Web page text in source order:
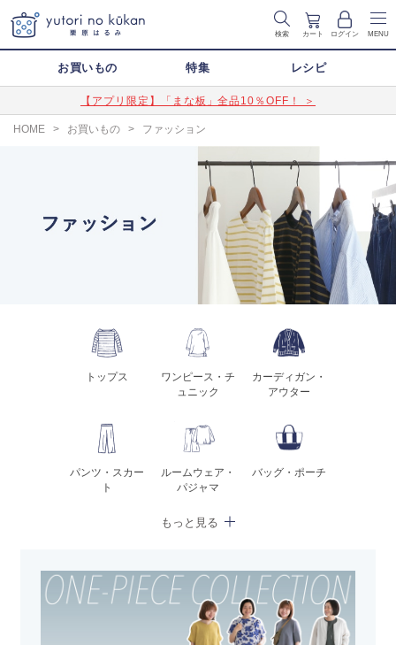
検索 カート ログイン MENU
お買いもの 特集 レシピ
【アプリ限定】「まな板」全品10％OFF！ ＞
HOME > お買いもの > ファッション
トップス
ワンピース・チ
ュニック
カーディガン・
アウター
パンツ・スカー
ト
ルームウェア・
パジャマ
バッグ・ポーチ